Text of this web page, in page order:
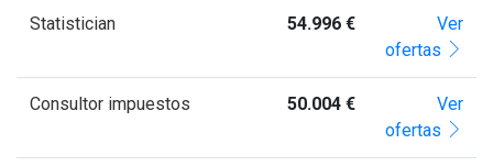
Statistician 54.996 €
Ver
ofertas
Consultor impuestos 50.004 €
Ver
ofertas